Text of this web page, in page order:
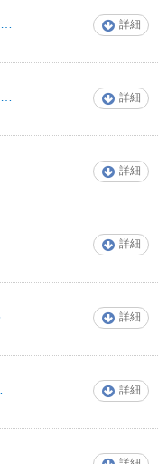
詳細
詳細
詳細
詳細
詳細
詳細